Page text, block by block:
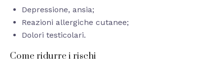
Depressione, ansia;
Reazioni allergiche cutanee;
Dolori testicolari.
Come ridurre i rischi